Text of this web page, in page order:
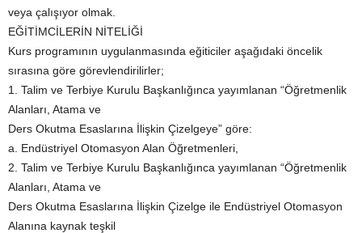
veya çalışıyor olmak.
EĞİTİMCİLERİN NİTELİĞİ
Kurs programının uygulanmasında eğiticiler aşağıdaki öncelik
sırasına göre görevlendirilirler;
1. Talim ve Terbiye Kurulu Başkanlığınca yayımlanan “Öğretmenlik
Alanları, Atama ve
Ders Okutma Esaslarına İlişkin Çizelgeye” göre:
a. Endüstriyel Otomasyon Alan Öğretmenleri,
2. Talim ve Terbiye Kurulu Başkanlığınca yayımlanan “Öğretmenlik
Alanları, Atama ve
Ders Okutma Esaslarına İlişkin Çizelge ile Endüstriyel Otomasyon
Alanına kaynak teşkil